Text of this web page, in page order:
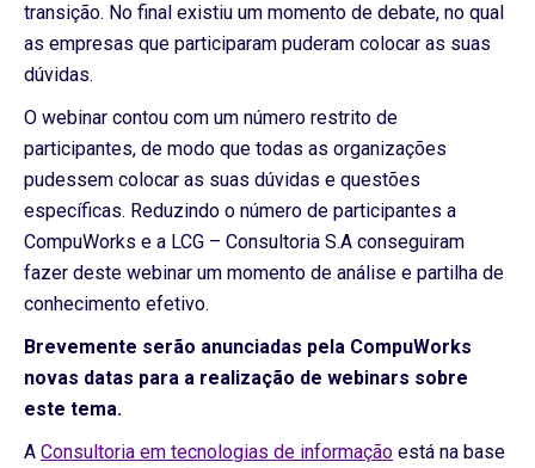
transição. No final existiu um momento de debate, no qual
as empresas que participaram puderam colocar as suas
dúvidas.
O webinar contou com um número restrito de
participantes, de modo que todas as organizações
pudessem colocar as suas dúvidas e questões
específicas. Reduzindo o número de participantes a
CompuWorks e a LCG – Consultoria S.A conseguiram
fazer deste webinar um momento de análise e partilha de
conhecimento efetivo.
Brevemente serão anunciadas pela CompuWorks
novas datas para a realização de webinars sobre
este tema.
A Consultoria em tecnologias de informação está na base